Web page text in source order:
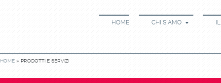
HOME CHI SIAMO
HOME » PRODOTTI E SERVIZI